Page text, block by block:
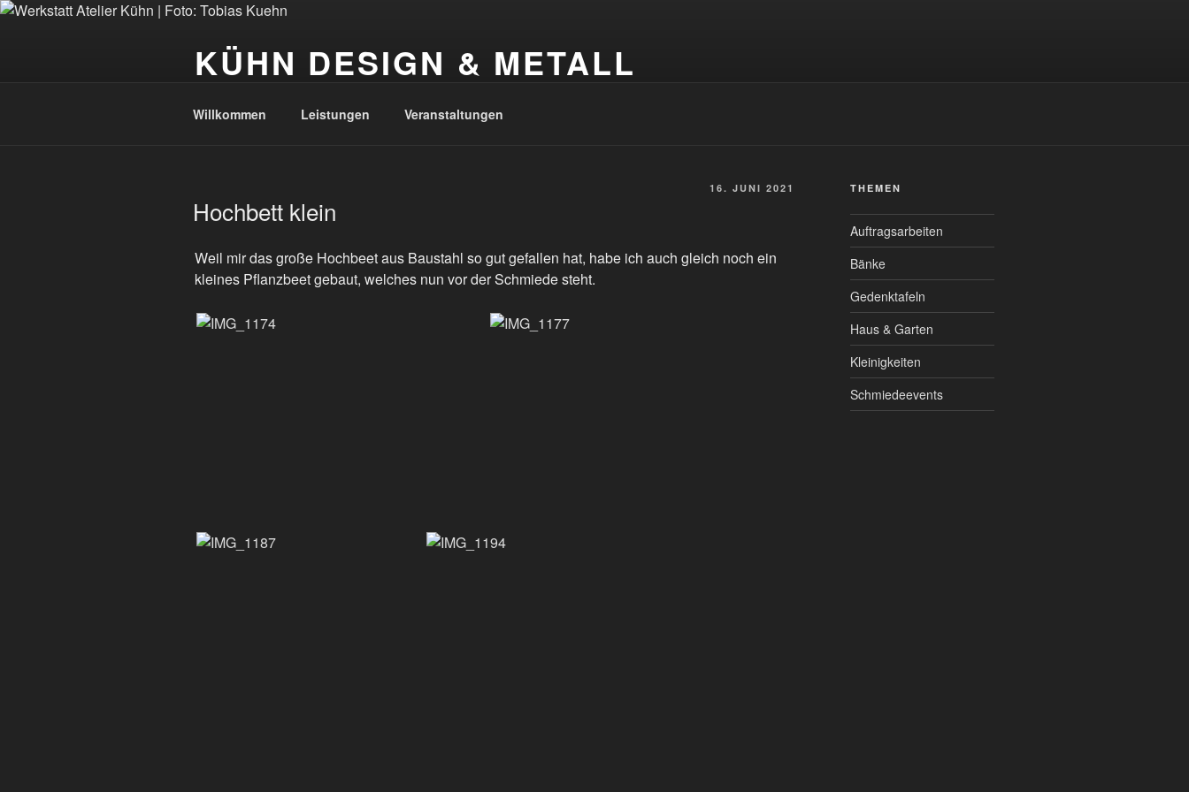
Zum
KÜHN DESIGN & METALL
Willkommen Leistungen Veranstaltungen
AM
16. JUNI 2021
Hochbett klein
Weil mir das große Hochbeet aus Baustahl so gut gefallen hat, habe ich auch gleich noch ein
kleines Pflanzbeet gebaut, welches nun vor der Schmiede steht.
THEMEN
Auftragsarbeiten
Bänke
Gedenktafeln
Haus & Garten
Kleinigkeiten
Schmiedeevents